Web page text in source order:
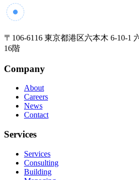
〒106-6116 東京都港区六本木 6-10-1
16階
Company
About
Careers
News
Contact
Services
Services
Consulting
Building